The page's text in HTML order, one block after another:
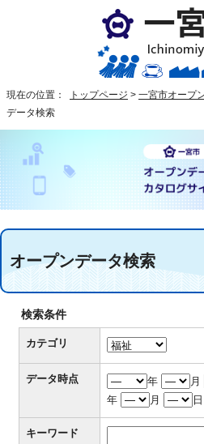
現在の位置： トップページ > 一宮市オープ
データ検索
オープンデータ検索
検索条件
カテゴリ
データ時点 年 月
年
月
キーワード